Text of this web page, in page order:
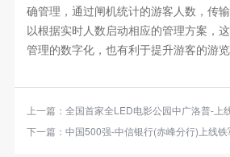
确管理，通过闸机统计的游客人数，传
以根据实时人数启动相应的管理方案，
管理的数字化，也有利于提升游客的游览
上一篇： 全国首家全LED电影公园中广洛普-上
下一篇： 中国500强-中信银行(赤峰分行)上线铁